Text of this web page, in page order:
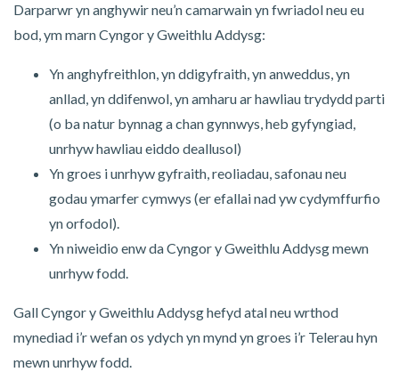
Darparwr yn anghywir neu’n camarwain yn fwriadol neu eu
bod, ym marn Cyngor y Gweithlu Addysg:
Yn anghyfreithlon, yn ddigyfraith, yn anweddus, yn
anllad, yn ddifenwol, yn amharu ar hawliau trydydd parti
(o ba natur bynnag a chan gynnwys, heb gyfyngiad,
unrhyw hawliau eiddo deallusol)
Yn groes i unrhyw gyfraith, reoliadau, safonau neu
godau ymarfer cymwys (er efallai nad yw cydymffurfio
yn orfodol).
Yn niweidio enw da Cyngor y Gweithlu Addysg mewn
unrhyw fodd.
Gall Cyngor y Gweithlu Addysg hefyd atal neu wrthod
mynediad i’r wefan os ydych yn mynd yn groes i’r Telerau hyn
mewn unrhyw fodd.